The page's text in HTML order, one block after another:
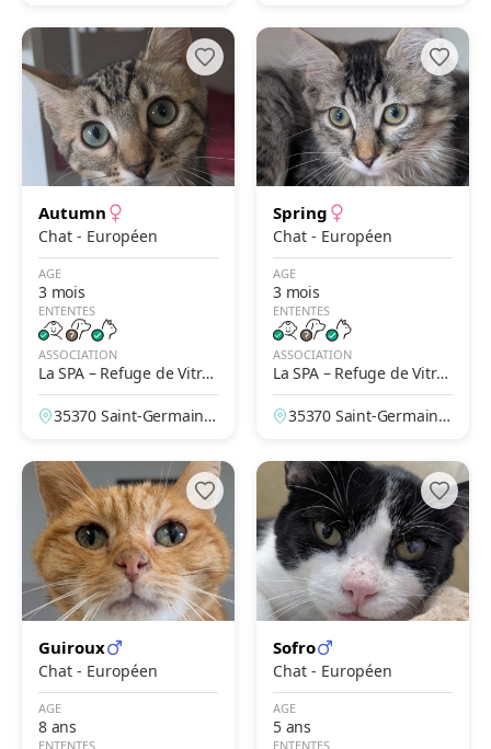
e, France
e, France
Autumn
Chat - Européen
AGE
3 mois
ENTENTES
ASSOCIATION
La SPA – Refuge de Vitré
– Saint-Germain-du-Pine
l 35370 Saint-Germain-
e, France
Spring
Chat - Européen
AGE
3 mois
ENTENTES
ASSOCIATION
La SPA – Refuge de Vitré
– Saint-Germain-du-Pine
l 35370 Saint-Germain-
e, France
Guiroux
Chat - Européen
AGE
8 ans
ENTENTES
Sofro
Chat - Européen
AGE
5 ans
ENTENTES